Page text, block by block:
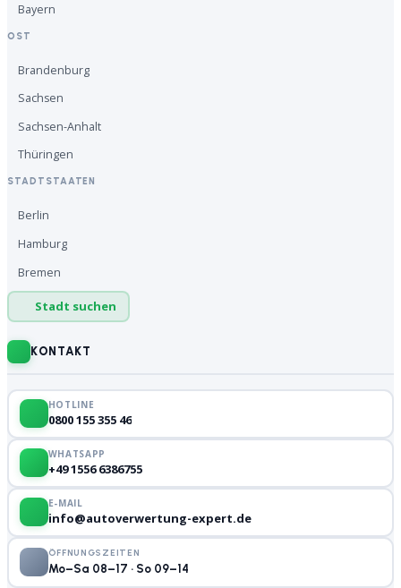
Bayern
OST
Brandenburg
Sachsen
Sachsen-Anhalt
Thüringen
STADTSTAATEN
Berlin
Hamburg
Bremen
Stadt suchen
KONTAKT
HOTLINE
0800 155 355 46
WHATSAPP
+49 1556 6386755
E-MAIL
info@autoverwertung-expert.de
ÖFFNUNGSZEITEN
Mo–Sa 08–17 · So 09–14